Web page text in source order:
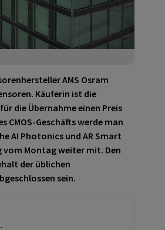
AMS Osram
Käuferin ist die
die Übernahme einen Preis
CMOS-Geschäfts werde man
AI Photonics und AR Smart
vom Montag weiter mit. Den
der üblichen
sein.